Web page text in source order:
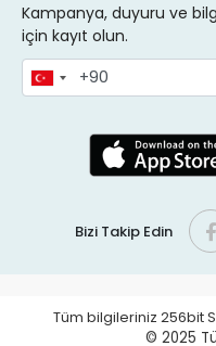
Kampanya, duyuru ve
için kayıt olun.
Bizi Takip Edin
Tüm bilgileriniz 256bit
© 2025